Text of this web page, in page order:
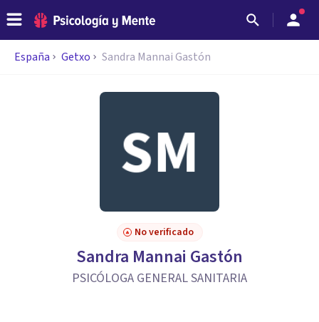
España Getxo Sandra Mannai Gastón
No verificado
Sandra Mannai Gastón
PSICÓLOGA GENERAL SANITARIA